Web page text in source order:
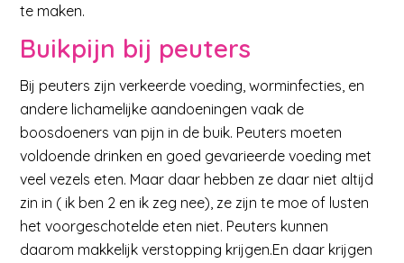
te maken.
Buikpijn bij peuters
Bij peuters zijn verkeerde voeding, worminfecties, en
andere lichamelijke aandoeningen vaak de
boosdoeners van pijn in de buik. Peuters moeten
voldoende drinken en goed gevarieerde voeding met
veel vezels eten. Maar daar hebben ze daar niet altijd
zin in ( ik ben 2 en ik zeg nee), ze zijn te moe of lusten
het voorgeschotelde eten niet. Peuters kunnen
daarom makkelijk verstopping krijgen.En daar krijgen